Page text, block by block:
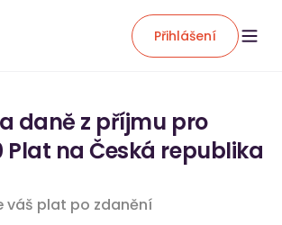
Přihlášení
daně z příjmu pro
Plat na Česká republika
váš plat po zdanění